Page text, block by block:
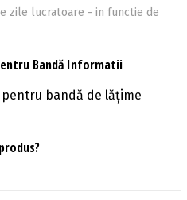
zile lucratoare - in functie de
Bandă Informatii
bandă de lățime